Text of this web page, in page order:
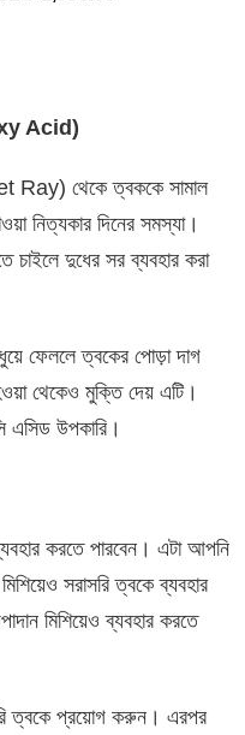
Acid)
Ray) থেকে ত্বককে সামাল
নিত্যকার দিনের সমস্যা।
দুধের সর ব্যবহার করা
ফেললে ত্বকের পোড়া দাগ
থেকেও মুক্তি দেয় এটি।
এসিড উপকারি।
করতে পারবেন। এটা আপনি
সরাসরি ত্বকে ব্যবহার
মিশিয়েও ব্যবহার করতে
ত্বকে প্রয়োগ করুন। এরপর